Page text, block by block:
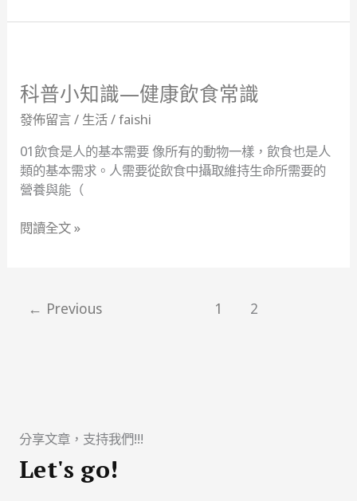
輩
知
道
科普小知識—健康飲食常識
發佈留言/ 生活/faishi
01飲食是人的基本需要 像所有的動物一樣，飲食也是人
類的基本需求。人需要從飲食中攝取維持生命所需要的
營養與能（
小
知
識
—
健
康
食
閱讀全文 »
← Previous 1 2
分享文章，支持我們!!!
Let's go!